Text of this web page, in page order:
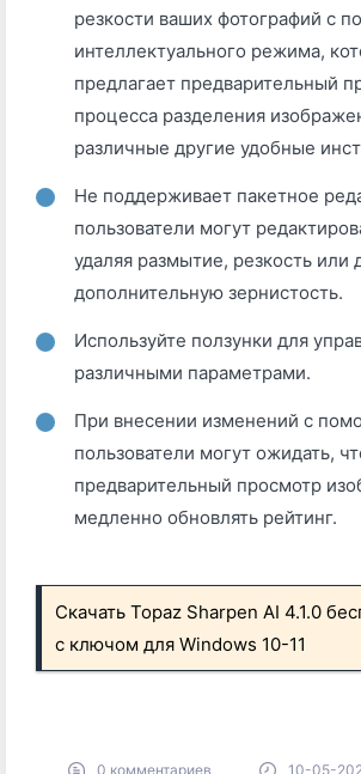
резкости ваших фотографий с
интеллектуального режима,
предлагает предварительный
процесса разделения
различные другие удобные
Не поддерживает пакетное
пользователи могут
удаляя размытие, резкость или
дополнительную зернистость.
Используйте ползунки для
различными параметрами.
При внесении изменений с
пользователи могут ожидать,
предварительный просмотр
медленно обновлять рейтинг.
Скачать Topaz Sharpen AI 4.1.0
с ключом для Windows 10-11
0 комментариев 10-05-